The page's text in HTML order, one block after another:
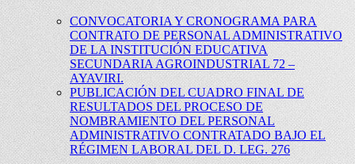
CONVOCATORIA Y CRONOGRAMA PARA
CONTRATO DE PERSONAL ADMINISTRATIVO
DE LA INSTITUCIÓN EDUCATIVA
SECUNDARIA AGROINDUSTRIAL 72 –
AYAVIRI.
PUBLICACIÓN DEL CUADRO FINAL DE
RESULTADOS DEL PROCESO DE
NOMBRAMIENTO DEL PERSONAL
ADMINISTRATIVO CONTRATADO BAJO EL
RÉGIMEN LABORAL DEL D. LEG. 276